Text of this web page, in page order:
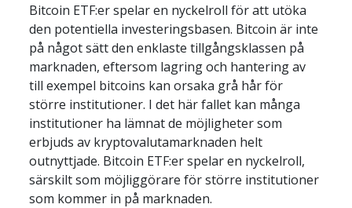
Bitcoin ETF:er spelar en nyckelroll för att utöka
den potentiella investeringsbasen. Bitcoin är inte
på något sätt den enklaste tillgångsklassen på
marknaden, eftersom lagring och hantering av
till exempel bitcoins kan orsaka grå hår för
större institutioner. I det här fallet kan många
institutioner ha lämnat de möjligheter som
erbjuds av kryptovalutamarknaden helt
outnyttjade. Bitcoin ETF:er spelar en nyckelroll,
särskilt som möjliggörare för större institutioner
som kommer in på marknaden.